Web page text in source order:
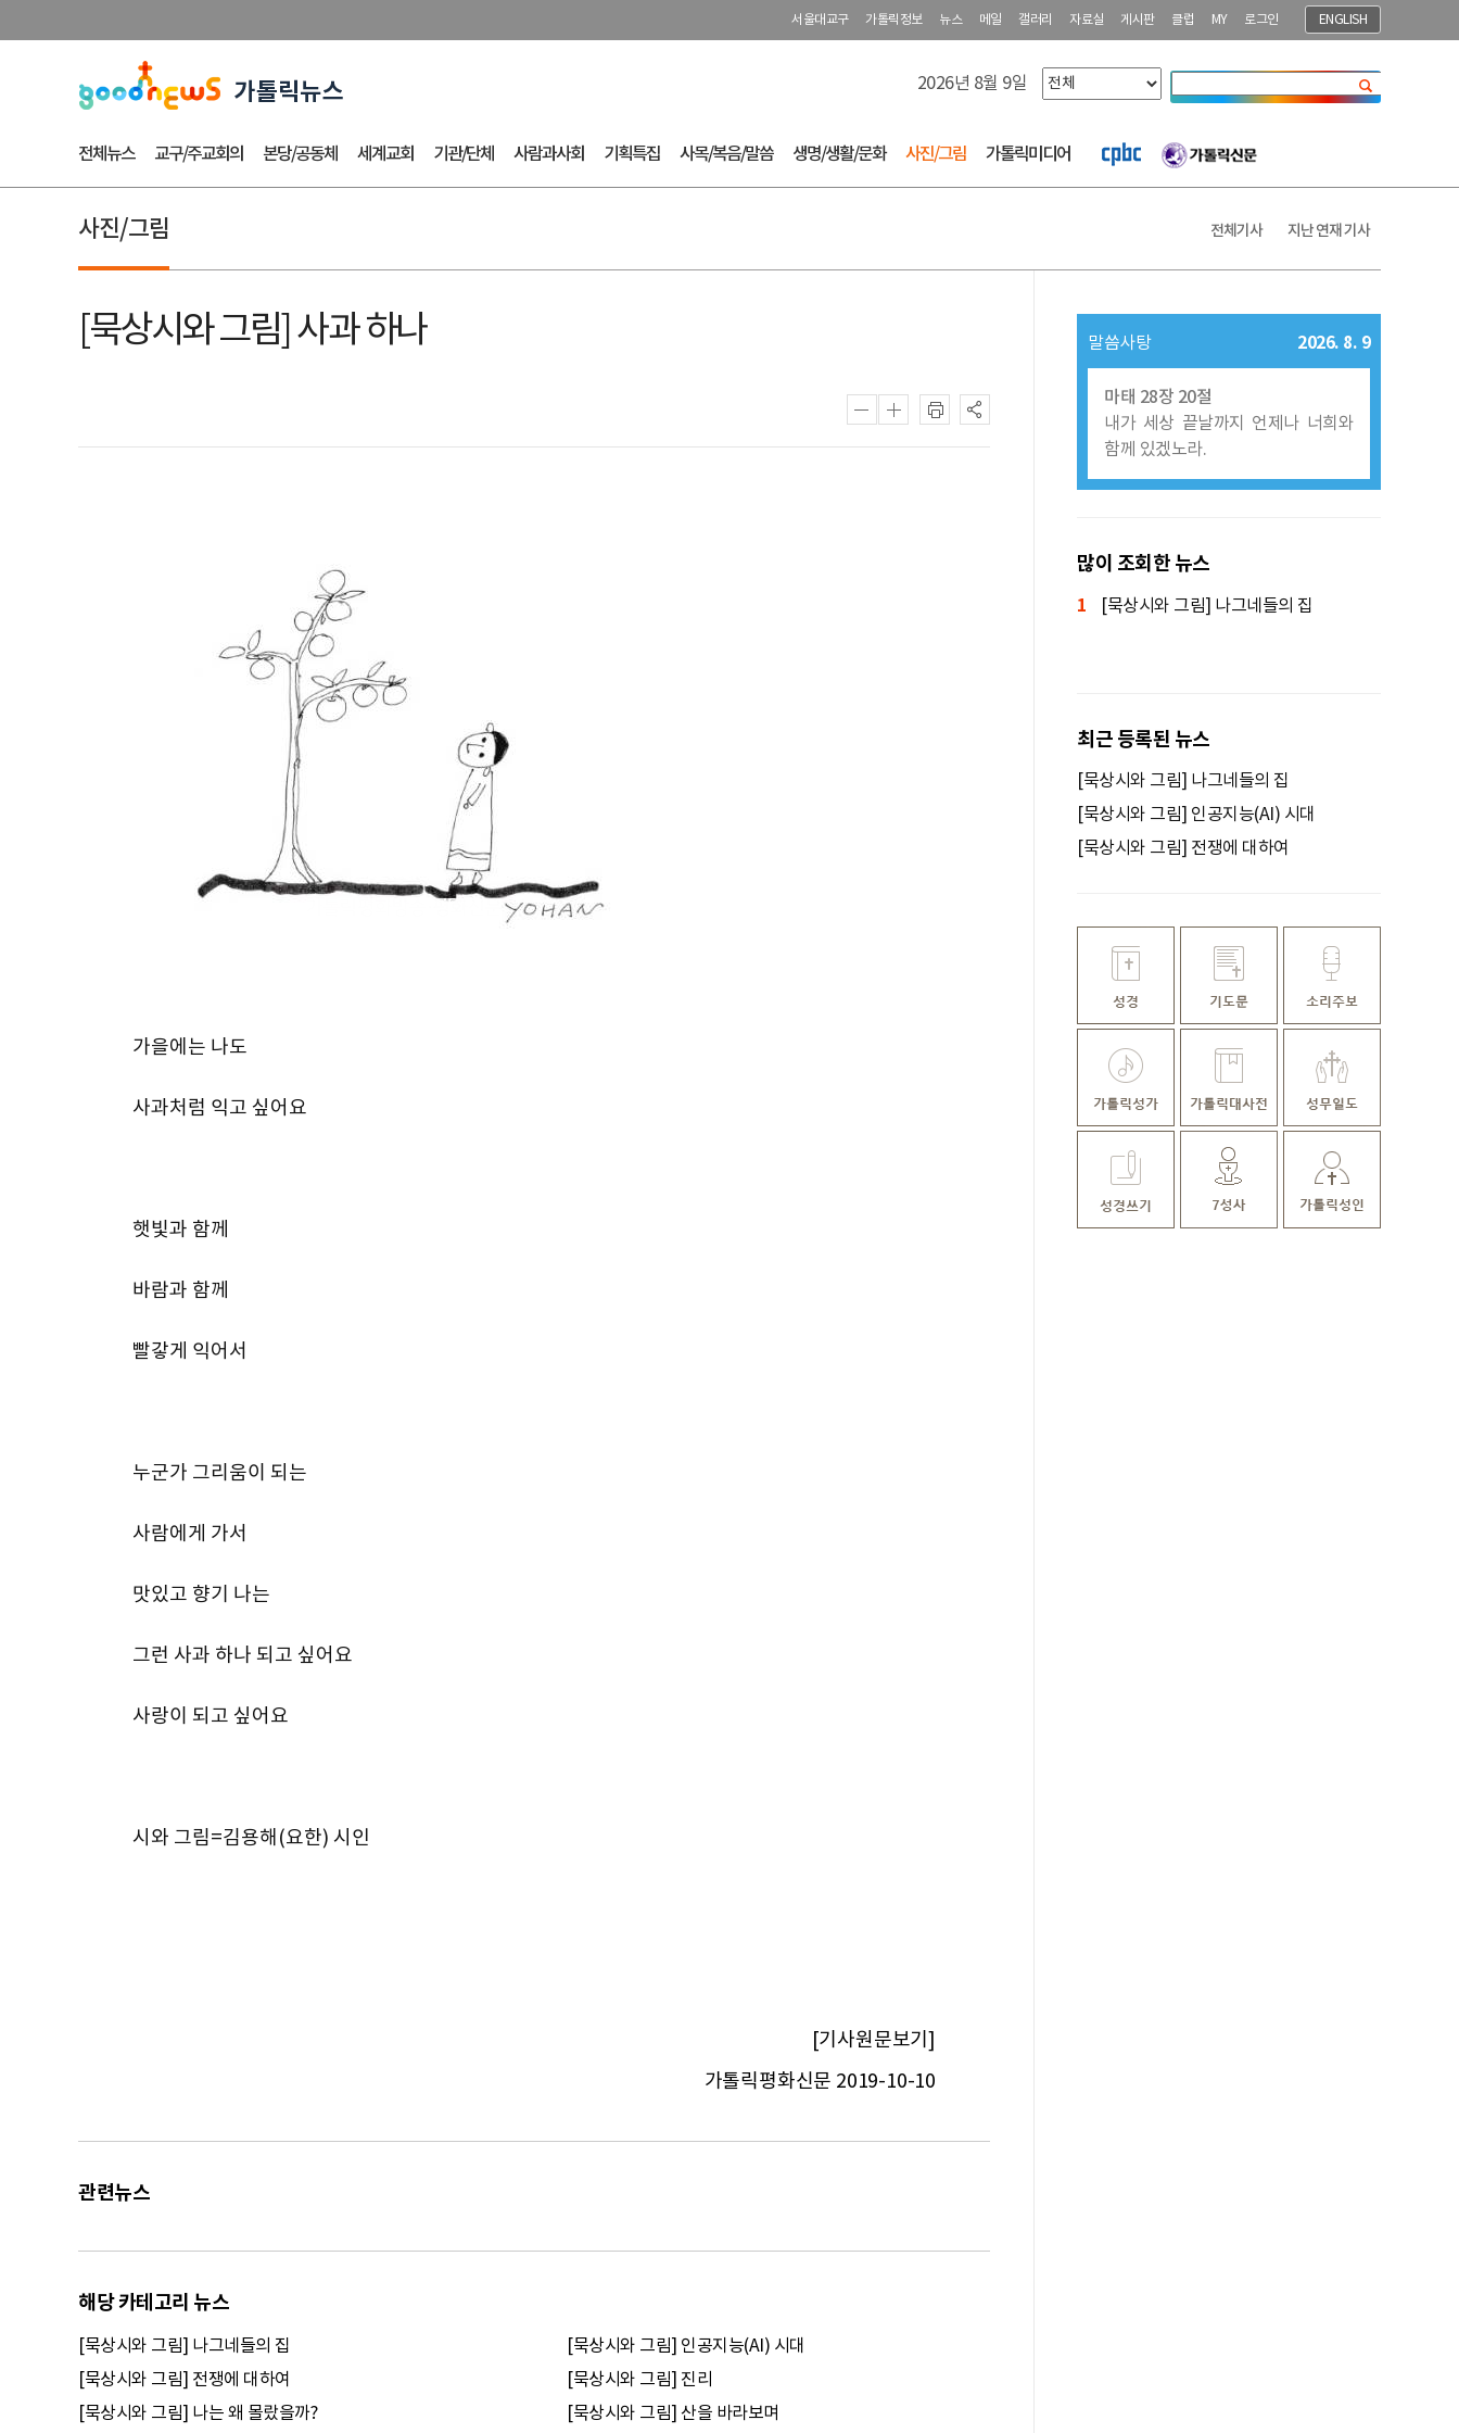
서울대교구 가톨릭정보 뉴스 메일 갤러리 자료실 게시판 클럽 MY 로그인 ENGLISH
2026년 8월 9일
전체뉴스 교구/주교회의 본당/공동체 세계교회 기관/단체 사람과사회 기획특집 사목/복음/말씀 생명/생활/문화 사진/그림 가톨릭미디어
사진/그림 전체기사 지난 연재 기사
[묵상시와 그림] 사과 하나
가을에는 나도
사과처럼 익고 싶어요
햇빛과 함께
바람과 함께
빨갛게 익어서
누군가 그리움이 되는
사람에게 가서
맛있고 향기 나는
그런 사과 하나 되고 싶어요
사랑이 되고 싶어요
시와 그림=김용해(요한) 시인
[기사원문보기]
가톨릭평화신문 2019-10-10
관련뉴스
해당 카테고리 뉴스
[묵상시와 그림] 나그네들의 집
[묵상시와 그림] 인공지능(AI) 시대
[묵상시와 그림] 전쟁에 대하여
[묵상시와 그림] 진리
[묵상시와 그림] 나는 왜 몰랐을까?
[묵상시와 그림] 산을 바라보며
말씀사탕 2026. 8. 9
마태 28장 20절
내가 세상 끝날까지 언제나 너희와
함께 있겠노라.
많이 조회한 뉴스
1 [묵상시와 그림] 나그네들의 집
최근 등록된 뉴스
[묵상시와 그림] 나그네들의 집
[묵상시와 그림] 인공지능(AI) 시대
[묵상시와 그림] 전쟁에 대하여